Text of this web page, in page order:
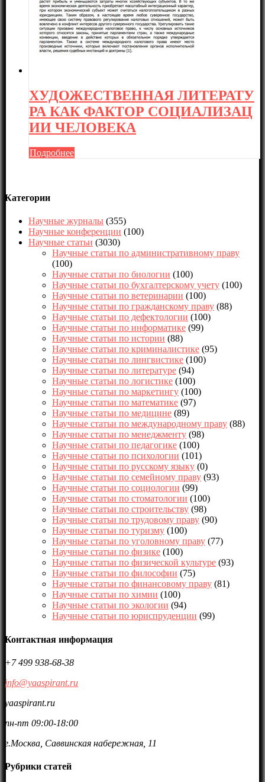
ХУДОЖЕСТВЕННАЯ ЛИТЕРАТУ
РА КАК ФАКТОР СОЦИАЛИЗАЦ
ИИ ЧЕЛОВЕКА
Подробнее
Категории
Научные журналы (355)
Научные конференции (100)
Научные статьи (3030)
Научные статьи по административному праву
(100)
Научные статьи по биологии (100)
Научные статьи по бухгалтерскому учету (100)
Научные статьи по ветеринарии (100)
Научные статьи по гражданскому праву (88)
Научные статьи по дефектологии (100)
Научные статьи по информатике (99)
Научные статьи по истории (88)
Научные статьи по криминалистике (95)
Научные статьи по лингвистике (100)
Научные статьи по литературе (94)
Научные статьи по логистике (100)
Научные статьи по маркетингу (100)
Научные статьи по математике (97)
Научные статьи по медицине (89)
Научные статьи по международному праву (88)
Научные статьи по менеджменту (98)
Научные статьи по педагогике (100)
Научные статьи по психологии (101)
Научные статьи по русскому языку (0)
Научные статьи по семейному праву (93)
Научные статьи по социологии (99)
Научные статьи по стоматологии (100)
Научные статьи по строительству (98)
Научные статьи по трудовому праву (90)
Научные статьи по туризму (100)
Научные статьи по уголовному праву (77)
Научные статьи по физике (100)
Научные статьи по физической культуре (93)
Научные статьи по философии (75)
Научные статьи по финансовому праву (81)
Научные статьи по химии (100)
Научные статьи по экологии (94)
Научные статьи по юриспруденции (99)
Контактная информация
+7 499 938-68-38
info@yaaspirant.ru
yaaspirant.ru
пн-пт 09:00-18:00
г.Москва, Саввинская набережная, 11
Рубрики статей